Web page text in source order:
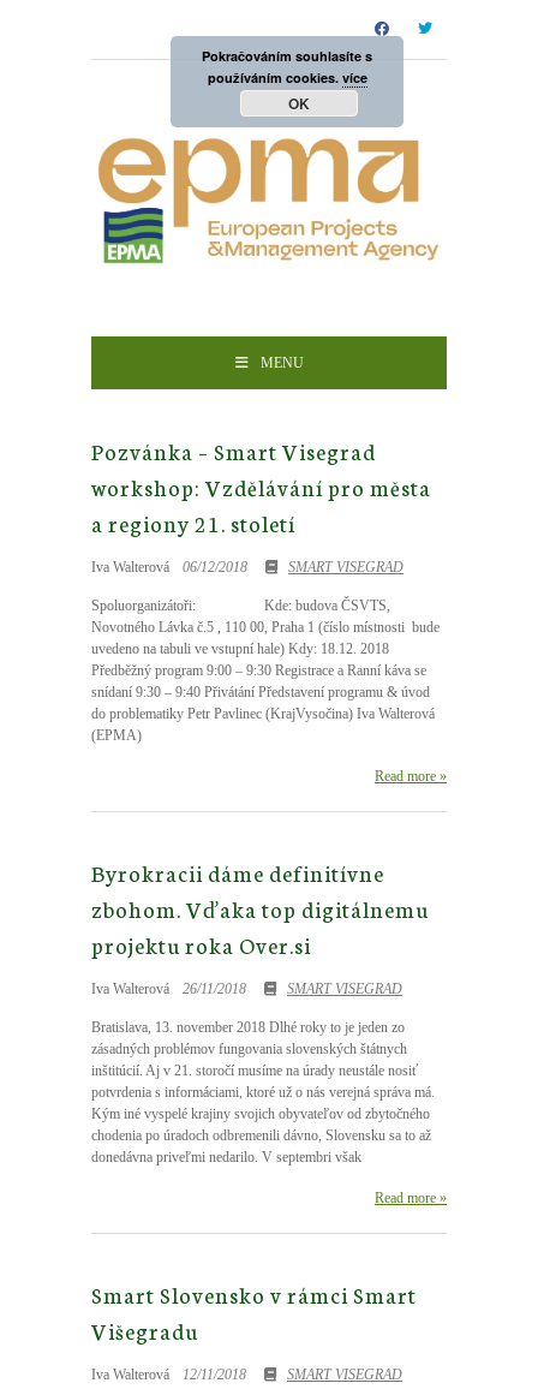
MENU
Pozvánka – Smart Visegrad
workshop: Vzdělávání pro města
a regiony 21. století
Iva Walterová 06/12/2018 SMART VISEGRAD
Spoluorganizátoři: Kde: budova ČSVTS,
Novotného Lávka č.5 , 110 00, Praha 1 (číslo místnosti bude
uvedeno na tabuli ve vstupní hale) Kdy: 18.12. 2018
Předběžný program 9:00 – 9:30 Registrace a Ranní káva se
snídaní 9:30 – 9:40 Přivátání Představení programu & úvod
do problematiky Petr Pavlinec (KrajVysočina) Iva Walterová
(EPMA)
Read more »
Byrokracii dáme definitívne
zbohom. Vďaka top digitálnemu
projektu roka Over.si
Iva Walterová 26/11/2018 SMART VISEGRAD
Bratislava, 13. november 2018 Dlhé roky to je jeden zo
zásadných problémov fungovania slovenských štátnych
inštitúcií. Aj v 21. storočí musíme na úrady neustále nosiť
potvrdenia s informáciami, ktoré už o nás verejná správa má.
Kým iné vyspelé krajiny svojich obyvateľov od zbytočného
chodenia po úradoch odbremenili dávno, Slovensku sa to až
donedávna priveľmi nedarilo. V septembri však
Read more »
Smart Slovensko v rámci Smart
Višegradu
Iva Walterová 12/11/2018 SMART VISEGRAD
Pokračováním souhlasíte s
používáním cookies. více
OK